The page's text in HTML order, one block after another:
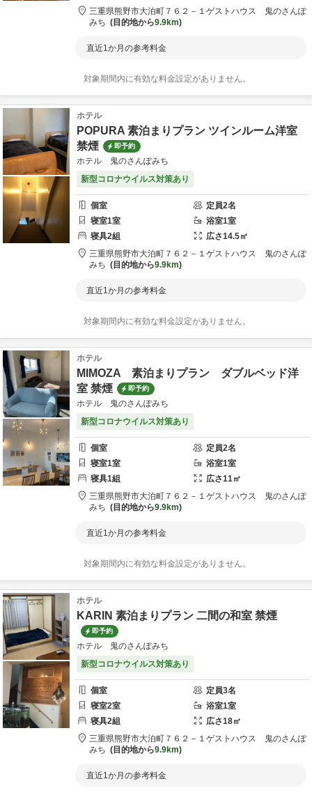
三重県熊野市大泊町７６２－１ ゲストハウス 鬼のさんぽ
みち
目的地から9.9km
直近1か月の参考料金
対象期間内に有効な料金設定がありません。
ホテル
POPURA 素泊まりプラン ツインルーム洋室
禁煙
即予約
ホテル 鬼のさんぽみち
新型コロナウイルス対策あり
個室 定員2名
寝室1室 浴室1室
寝具2組 広さ14.5㎡
三重県熊野市大泊町７６２－１ ゲストハウス 鬼のさんぽ
みち
目的地から9.9km
直近1か月の参考料金
対象期間内に有効な料金設定がありません。
ホテル
MIMOZA 素泊まりプラン ダブルベッド洋
室 禁煙
即予約
ホテル 鬼のさんぽみち
新型コロナウイルス対策あり
個室 定員2名
寝室1室 浴室1室
寝具1組 広さ11㎡
三重県熊野市大泊町７６２－１ ゲストハウス 鬼のさんぽ
みち
目的地から9.9km
直近1か月の参考料金
対象期間内に有効な料金設定がありません。
ホテル
KARIN 素泊まりプラン 二間の和室 禁煙
即予約
ホテル 鬼のさんぽみち
新型コロナウイルス対策あり
個室 定員3名
寝室2室 浴室1室
寝具2組 広さ18㎡
三重県熊野市大泊町７６２－１ ゲストハウス 鬼のさんぽ
みち
目的地から9.9km
直近1か月の参考料金